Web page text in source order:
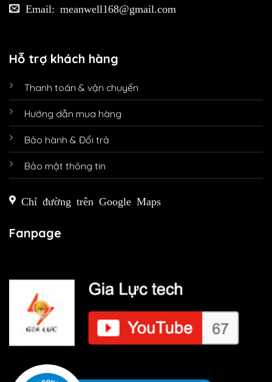
Email: meanwell168@gmail.com
Hỗ trợ khách hàng
Thanh toán & vận chuyển
Hướng dẫn mua hàng
Bảo hành & Đổi trả
Bảo mật thông tin
Chỉ đường trên Google Maps
Fanpage